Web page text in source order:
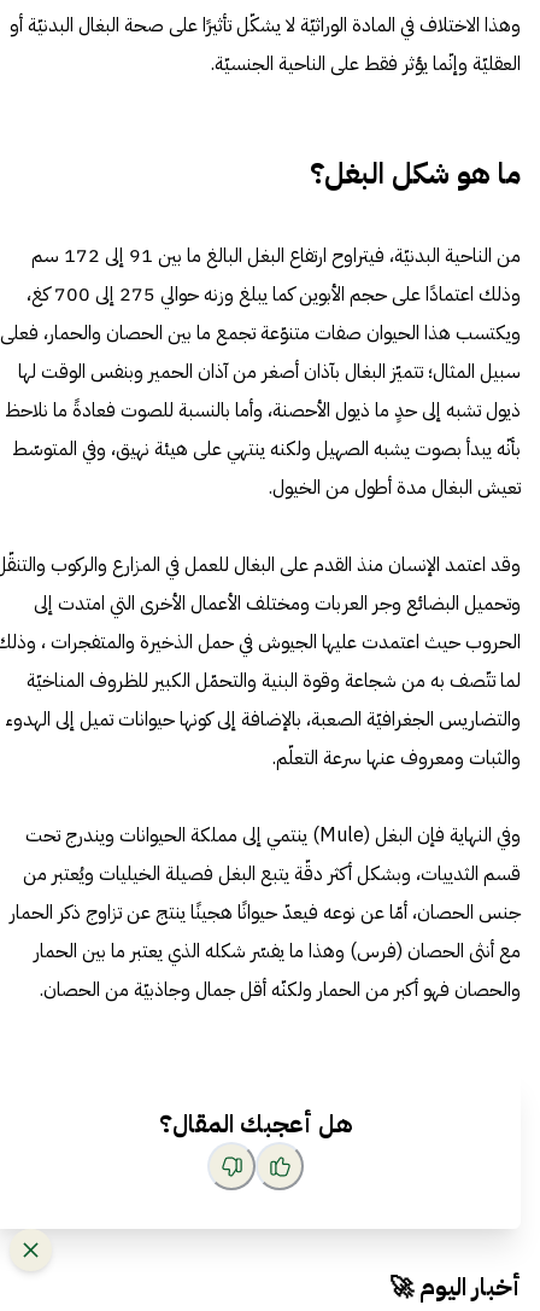
وهذا الاختلاف في المادة الوراثيّة لا يشكّل تأثيرًا على صحة البغال البدنيّة أو
العقليّة وإنّما يؤثر فقط على الناحية الجنسيّة.
ما هو شكل البغل؟
من الناحية البدنيّة، فيتراوح ارتفاع البغل البالغ ما بين 91 إلى 172 سم
وذلك اعتمادًا على حجم الأبوين كما يبلغ وزنه حوالي 275 إلى 700 كغ،
ويكتسب هذا الحيوان صفات متنوّعة تجمع ما بين الحصان والحمار، فعلى
سبيل المثال؛ تتميّز البغال بآذان أصغر من آذان الحمير وبنفس الوقت لها
ذيول تشبه إلى حدٍ ما ذيول الأحصنة، وأما بالنسبة للصوت فعادةً ما نلاحظ
بأنّه يبدأ بصوت يشبه الصهيل ولكنه ينتهي على هيئة نهيق، وفي المتوسّط
تعيش البغال مدة أطول من الخيول.
وقد اعتمد الإنسان منذ القدم على البغال للعمل في المزارع والركوب
وتحميل البضائع وجر العربات ومختلف الأعمال الأخرى التي امتدت إلى
الحروب حيث اعتمدت عليها الجيوش في حمل الذخيرة والمتفجرات ،
لما تتّصف به من شجاعة وقوة البنية والتحمّل الكبير للظروف المناخيّة
والتضاريس الجغرافيّة الصعبة، بالإضافة إلى كونها حيوانات تميل إلى الهدوء
والثبات ومعروف عنها سرعة التعلّم.
وفي النهاية فإن البغل (Mule) ينتمي إلى مملكة الحيوانات ويندرج تحت
قسم الثدييات، وبشكل أكثر دقّة يتبع البغل فصيلة الخيليات ويُعتبر من
جنس الحصان، أمّا عن نوعه فيعدّ حيوانًا هجينًا ينتج عن تزاوج ذكر الحمار
مع أنثى الحصان (فرس) وهذا ما يفسّر شكله الذي يعتبر ما بين الحمار
والحصان فهو أكبر من الحمار ولكنّه أقل جمال وجاذبيّة من الحصان.
هل أعجبك المقال؟
أخبار اليوم 🚀